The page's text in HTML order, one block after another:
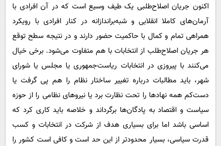
اکنون جریان اصلاح‌طلبی یک طیف وسیع است که در آن افرادی با
آرمان‌های کاملا انقلابی و شبه‌براندازانه در کنار افرادی با رویکرد
همراهی تمام و کمال با حاکمیت حضور دارند و در نتیجه سطح توقع
هر جریان اصلاح‌طلب از انتخابات با هم متفاوت می‌شود. برخی خیال
می‌کنند با پیروزی در انتخابات ریاست‌جمهوری یا مجلس یا شورای
شهر، باید مطالبات درباره تغییر ساختار نظام را هم پی گرفت یا
دست‌کم همه نهادها را تحت نظارت برد یا نیروهای نظامی را از حوزه
سیاست و اقتصاد به پادگان‌ها برگرداند و خلاصه باید کاری کرد که
اساسی باشد اما برای بسیاری هدف از شرکت در انتخابات و کسب
قدرت سیاسی، بسیار محدودتر از این حد است و کافی است کشور را